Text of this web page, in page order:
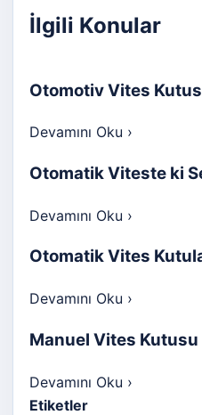
İlgili Konular
Otomotiv Vites
Devamını Oku ›
Otomatik Viteste ki
Devamını Oku ›
Otomatik Vites
Devamını Oku ›
Manuel Vites Kutusu
Devamını Oku ›
Etiketler